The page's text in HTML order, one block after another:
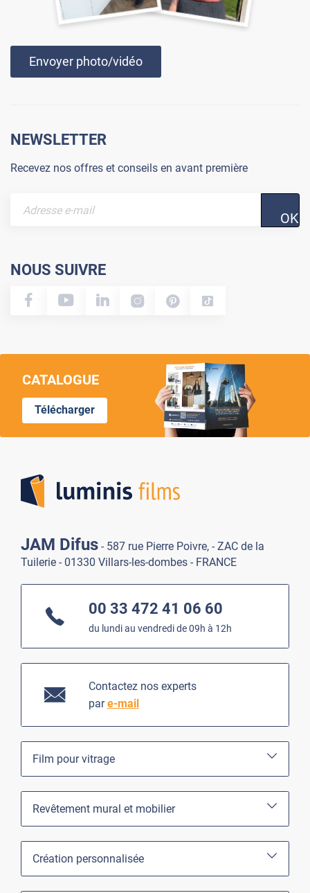
Envoyer photo/vidéo
NEWSLETTER
Recevez nos offres et conseils en avant première
OK
NOUS SUIVRE
CATALOGUE
Télécharger
JAM Difus - 587 rue Pierre Poivre, - ZAC de la
Tuilerie - 01330 Villars-les-dombes - FRANCE
00 33 472 41 06 60
du lundi au vendredi de 09h à 12h
Contactez nos experts
pare-mail
Film pour vitrage
Revêtement mural et mobilier
Création personnalisée